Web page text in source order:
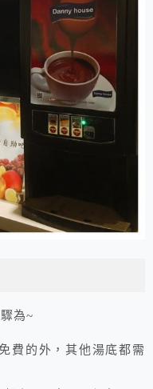
為~
費的外，其他湯底都需